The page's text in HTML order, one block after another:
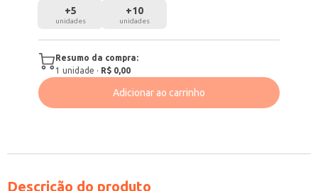
+5
unidades
+10
unidades
Resumo da compra:
1 unidade · R$ 0,00
Adicionar ao carrinho
Descrição do produto